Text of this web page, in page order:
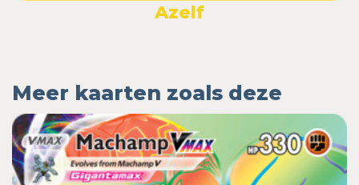
Azelf
Meer kaarten zoals deze